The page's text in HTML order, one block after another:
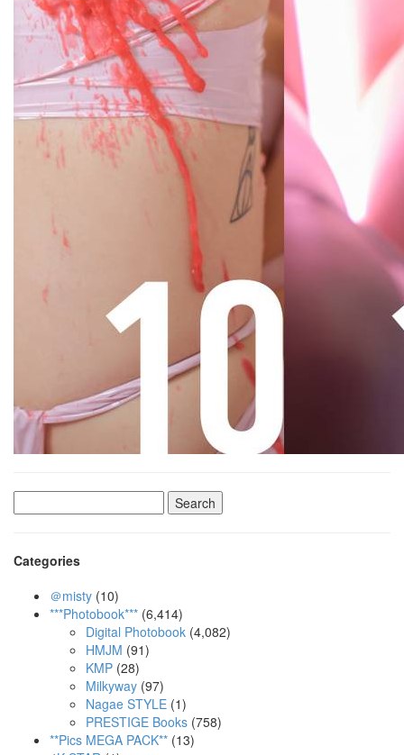
for:
Categories
＠misty (10)
***Photobook*** (6,414)
Digital Photobook (4,082)
HMJM (91)
KMP (28)
Milkyway (97)
Nagae STYLE (1)
PRESTIGE Books (758)
**Pics MEGA PACK** (13)